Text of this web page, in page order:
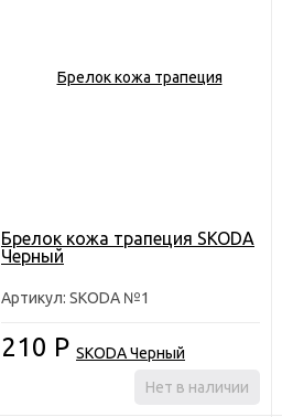
Брелок кожа трапеция SKODA
Черный
Артикул: SKODA №1
210 Р
Нет в наличии